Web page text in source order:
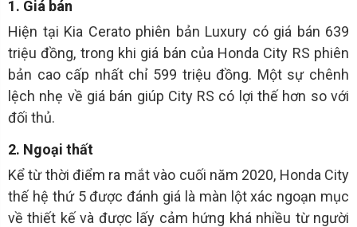
1. Giá bán
Hiện tại Kia Cerato phiên bản Luxury có giá bán 639
triệu đồng, trong khi giá bán của Honda City RS phiên
bản cao cấp nhất chỉ 599 triệu đồng. Một sự chênh
lệch nhẹ về giá bán giúp City RS có lợi thế hơn so với
đối thủ.
2. Ngoại thất
Kể từ thời điểm ra mắt vào cuối năm 2020, Honda City
thế hệ thứ 5 được đánh giá là màn lột xác ngoạn mục
về thiết kế và được lấy cảm hứng khá nhiều từ người